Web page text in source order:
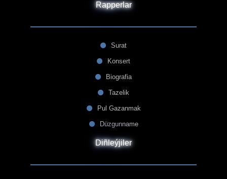
Rapperlar
Surat
Konsert
Biografia
Tazelik
Pul Gazanmak
Düzgunname
Diñleýjiler